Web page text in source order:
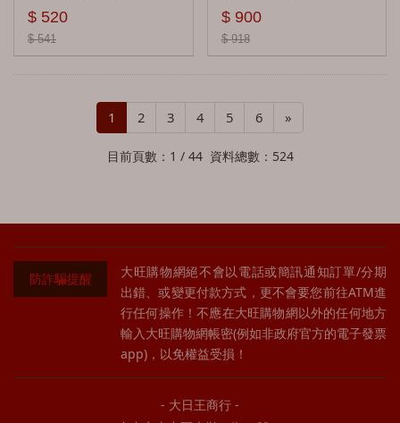
威雀 Famous Grouse
格蘭愛樂奇 Glenallachie
格蘭花格 Glenfarclas
格蘭莫雷Glen Moray
格蘭路思 Glenrothes
格蘭基斯 Glen Keith
格蘭城堡 Glen Castle
格蘭德恩 Glen Deveron
$ 520
$ 541
$ 900
$ 918
1 2 3 4 5 6 »
目前頁數：1 / 44 資料總數：524
防詐騙提醒
大旺購物網絕不會以電話或簡訊通知訂單/分期
出錯、或變更付款方式，更不會要您前往ATM進
行任何操作！不應在大旺購物網以外的任何地方
輸入大旺購物網帳密(例如非政府官方的電子發票
app)，以免權益受損！
- 大日王商行 -